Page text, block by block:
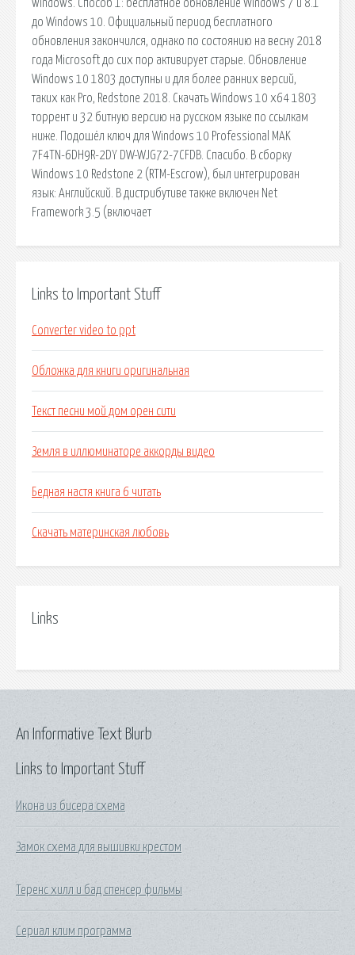
windows. Способ 1: бесплатное обновление Windows 7 и 8.1
до Windows 10. Официальный период бесплатного
обновления закончился, однако по состоянию на весну 2018
года Microsoft до сих пор активирует старые. Обновление
Windows 10 1803 доступны и для более ранних версий,
таких как Pro, Redstone 2018. Скачать Windows 10 x64 1803
торрент и 32 битную версию на русском языке по ссылкам
ниже. Подошёл ключ для Windows 10 Professional MAK
7F4TN-6DH9R-2DY DW-WJG72-7CFDB. Спасибо. В сборку
Windows 10 Redstone 2 (RTM-Escrow), был интегрирован
язык: Английский. В дистрибутиве также включен Net
Framework 3.5 (включает
Links to Important Stuff
Converter video to ppt
Обложка для книги оригинальная
Текст песни мой дом орен сити
Земля в иллюминаторе аккорды видео
Бедная настя книга 6 читать
Скачать материнская любовь
Links
Links to Important Stuff
Икона из бисера схема
Замок схема для вышивки крестом
Теренс хилл и бад спенсер фильмы
Сериал клим программа
An Informative Text Blurb